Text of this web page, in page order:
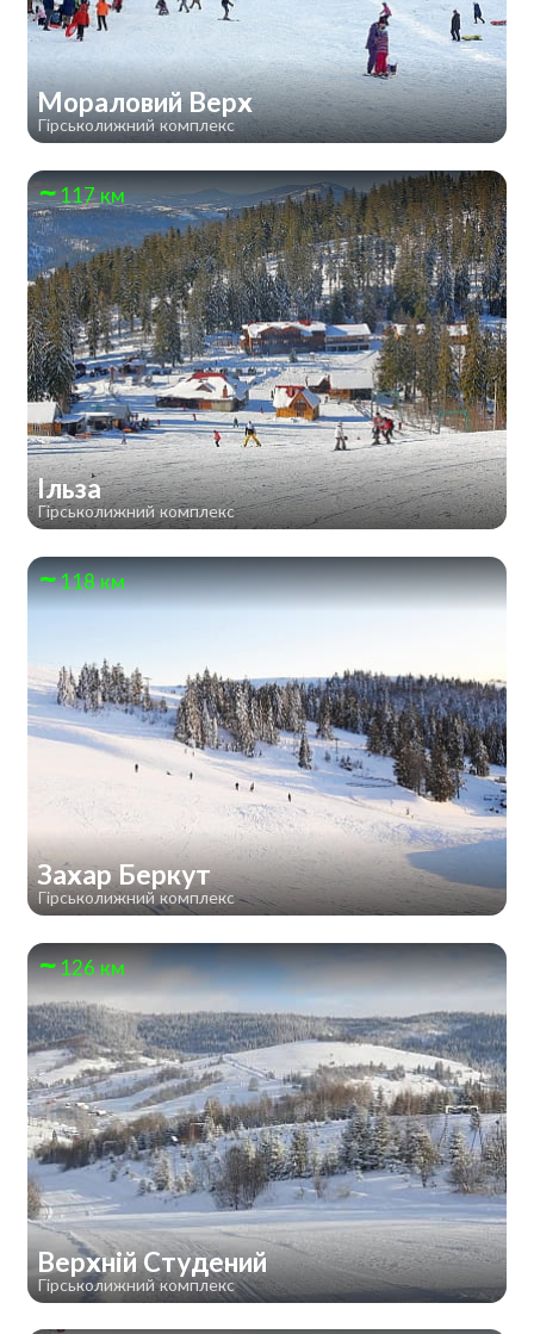
Мораловий Верх
Гірськолижний комплекс
117 км
Ільза
Гірськолижний комплекс
118 км
Захар Беркут
Гірськолижний комплекс
126 км
Верхній Студений
Гірськолижний комплекс